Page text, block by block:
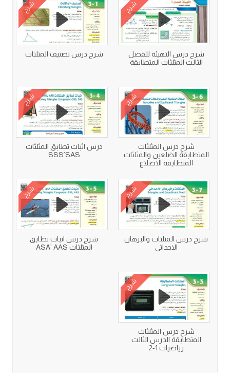
شرح
شرح درس التهيئة للفصل
الثالث المثلثات المتطابقة
شرح
شرح درس تصنيف المثلثات
شرح
شرح درس المثلثات
المتطابقة الضلعين والمثلثات
المتطابقة الاضلاع
شرح
درس اثبات تطابق المثلثات
SSS’SAS
شرح
شرح درس المثلثات والبرهان
الاحداثي
شرح
شرح درس اثبات تطابق
المثلثات ASA’ AAS
شرح
شرح درس المثلثات
المتطابقة الدرس الثالث
رياضيات 1-2